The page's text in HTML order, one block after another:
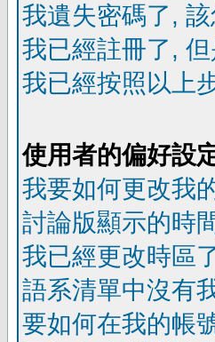
我遺失密碼了,
我已經註冊了,
我已經按照以上
使用者的偏好設
我要如何更改我
討論版顯示的時
我已經更改時區
語系清單中沒有
要如何在我的帳